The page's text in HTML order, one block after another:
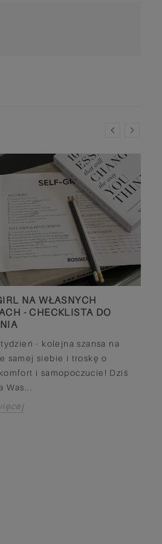
na
TO WSTYD
LATEM
mowa o tkaninach,
nosić latem,
NA WŁASNYCH
- CHECKLISTA DO
- kolejna szansa na
samej siebie i troskę o
i samopoczucie! Dziś
Was...